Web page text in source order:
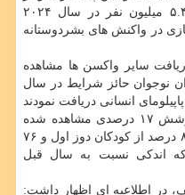
۳.۶ میلیون نفر در سال ۲۰۱۹ به ۵.۴ میلیون نفر در سال ۲۰۲۴
در واکنش های بشردوستانه
سایر واکسن ها مشاهده
حائز شرایط در سال
انسانی دریافت نمودند
که افزایش قابل توجهی نسبت به پوشش ۱۷ درصدی مشاهده شده
در سال ۲۰۱۹ است. برای سرخک، ۸۴ درصد از کودکان دوز اول و ۷۶
اندکی نسبت به سال قبل
در اطلاعیه ای اظهار داشت: